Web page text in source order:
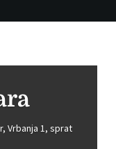
Vrbanja 1, sprat